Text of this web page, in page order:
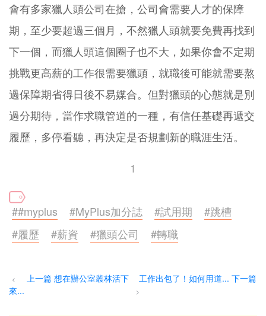
會有多家獵人頭公司在搶，公司會需要人才的保障
期，至少要超過三個月，不然獵人頭就要免費再找到
下一個，而獵人頭這個圈子也不大，如果你會不定期
挑戰更高薪的工作很需要獵頭，就職後可能就需要熬
過保障期省得日後不易媒合。但對獵頭的心態就是別
過分期待，當作求職管道的一種，有信任基礎再遞交
履歷，多停看聽，再決定是否規劃新的職涯生活。
1
##myplus #MyPlus加分誌 #試用期
#跳槽
#履歷
#薪資 #獵頭公司 #轉職
<
上一篇 想在辦公室叢林活下
來...
工作出包了！如何用道... 下一篇
>